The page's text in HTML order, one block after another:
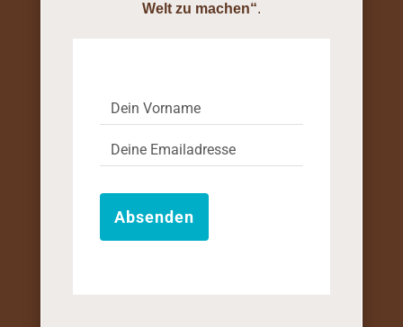
Welt zu machen“.
Absenden